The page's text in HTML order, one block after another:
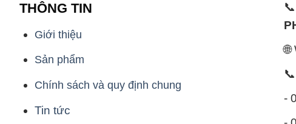
THÔNG TIN
Giới thiệu
Sản phẩm
Chính sách và quy định chung
Tin tức
📞
-